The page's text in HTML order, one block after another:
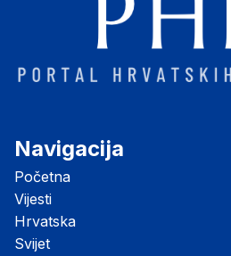
Navigacija
Početna
Vijesti
Hrvatska
Svijet